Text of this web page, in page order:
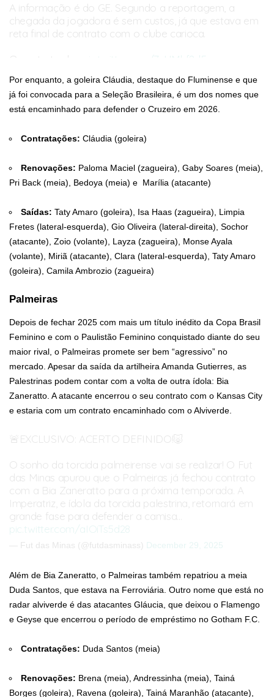
A informação é do GE. Segundo a reportagem, a
chegada da jogadora é sem custos, já que estava em
reta final de contrato com o clube carioca.
O contrato de…
pic.twitter.com/7xHMhf2d5n
— Fut das Minas (@futdasminass) October 29, 2025
Por enquanto, a goleira Cláudia, destaque do Fluminense e que
já foi convocada para a Seleção Brasileira, é um dos nomes que
está encaminhado para defender o Cruzeiro em 2026.
Contratações:Cláudia (goleira)
Renovações: Paloma Maciel (zagueira), Gaby Soares (meia),
Pri Back (meia), Bedoya (meia) e Marília (atacante)
Saídas:Taty Amaro (goleira), Isa Haas (zagueira), Limpia
Fretes (lateral-esquerda), Gio Oliveira (lateral-direita), Sochor
(atacante), Zoio (volante), Layza (zagueira), Monse Ayala
(volante), Miriã (atacante), Clara (lateral-esquerda), Taty Amaro
(goleira), Camila Ambrozio (zagueira)
Palmeiras
Depois de fechar 2025 com mais um título inédito da Copa Brasil
Feminino e com o Paulistão Feminino conquistado diante do seu
maior rival, o Palmeiras promete ser bem “agressivo” no
mercado. Apesar da saída da artilheira Amanda Gutierres, as
Palestrinas podem contar com a volta de outra ídola: Bia
Zaneratto. A atacante encerrou o seu contrato com o Kansas City
e estaria com um contrato encaminhado com o Alviverde.
🚨EXCLUSIVO: ACERTO DEFINIDO!🐷
O sonho da torcida palmeirense vai se realizar! O Fut
das Minas apurou que o Palmeiras já fechou contrato
com a Bia Zaneratto para a próxima temporada. A
Imperatriz, e ídola da torcida palestrina, retornará em
grande fase para defender a camisa…
pic.twitter.com/aIOiTs5d28
— Fut das Minas (@futdasminass) December 29, 2025
Além de Bia Zaneratto, o Palmeiras também repatriou a meia
Duda Santos, que estava na Ferroviária. Outro nome que está no
radar alviverde é das atacantes Gláucia, que deixou o Flamengo
e Geyse que encerrou o período de empréstimo no Gotham F.C.
Contratações: Duda Santos (meia)
Renovações: Brena (meia), Andressinha (meia), Tainá
Borges (goleira), Ravena (goleira), Tainá Maranhão (atacante),